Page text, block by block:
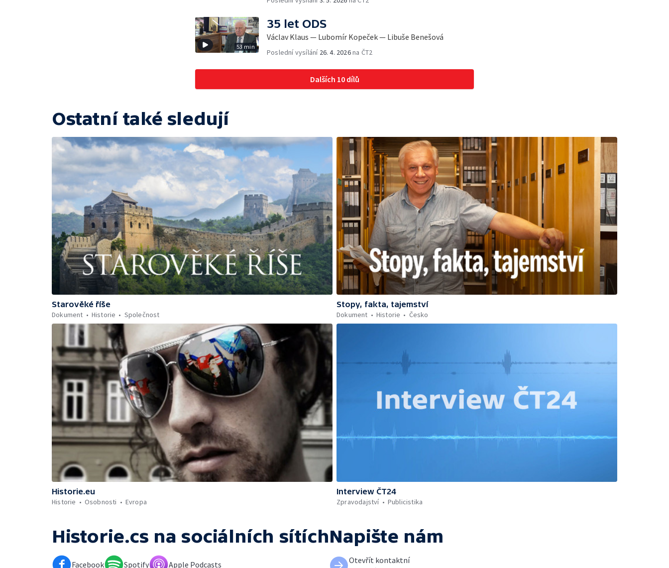
53 min
35 let ODS
Václav Klaus — Lubomír Kopeček — Libuše Benešová
Poslední vysílání 26. 4. 2026na ČT2
Dalších 10 dílů
Ostatní také sledují
Starověké říše
Dokument
Historie Společnost
Stopy, fakta, tajemství
Dokument
Historie Česko
Historie.eu
Historie
Osobnosti Evropa
Interview ČT24
Zpravodajství
Publicistika
Historie.cs na sociálních sítích
Facebook Spotify Apple Podcasts
Napište nám
Otevřít kontaktní